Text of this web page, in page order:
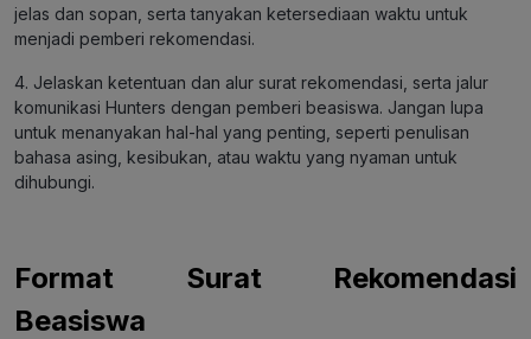
jelas dan sopan, serta tanyakan ketersediaan waktu untuk
menjadi pemberi rekomendasi.
4. Jelaskan ketentuan dan alur surat rekomendasi, serta jalur
komunikasi Hunters dengan pemberi beasiswa. Jangan lupa
untuk menanyakan hal-hal yang penting, seperti penulisan
bahasa asing, kesibukan, atau waktu yang nyaman untuk
dihubungi.
Format Surat Rekomendasi
Beasiswa